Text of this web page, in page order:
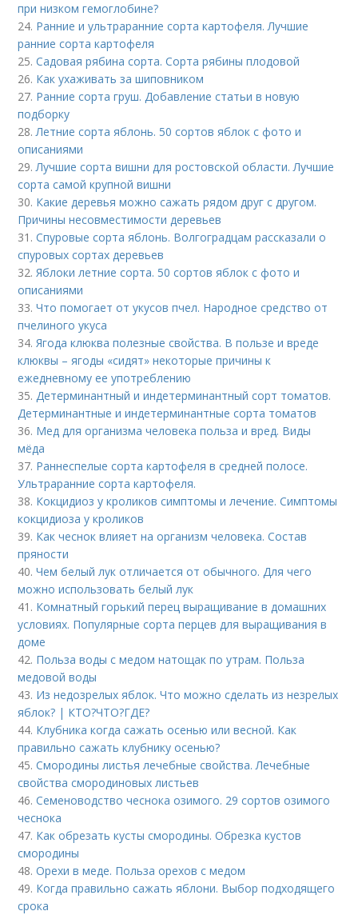
при низком гемоглобине?
24. Ранние и ультраранние сорта картофеля. Лучшие
ранние сорта картофеля
25.Садовая рябина сорта. Сорта рябины плодовой
26. Как ухаживать за шиповником
27. Ранние сорта груш. Добавление статьи в новую
подборку
28.Летние сорта яблонь. 50 сортов яблок с фото и
описаниями
29.Лучшие сорта вишни для ростовской области. Лучшие
сорта самой крупной вишни
30. Какие деревья можно сажать рядом друг с другом.
Причины несовместимости деревьев
31.Спуровые сорта яблонь. Волгоградцам рассказали о
спуровых сортах деревьев
32.Яблоки летние сорта. 50 сортов яблок с фото и
описаниями
33.Что помогает от укусов пчел. Народное средство от
пчелиного укуса
34.Ягода клюква полезные свойства. В пользе и вреде
клюквы – ягоды «сидят» некоторые причины к
ежедневному ее употреблению
35.Детерминантный и индетерминантный сорт томатов.
Детерминантные и индетерминантные сорта томатов
36. Мед для организма человека польза и вред. Виды
мёда
37. Раннеспелые сорта картофеля в средней полосе.
Ультраранние сорта картофеля.
38. Кокцидиоз у кроликов симптомы и лечение. Симптомы
кокцидиоза у кроликов
39. Как чеснок влияет на организм человека. Состав
пряности
40.Чем белый лук отличается от обычного. Для чего
можно использовать белый лук
41. Комнатный горький перец выращивание в домашних
условиях. Популярные сорта перцев для выращивания в
доме
42. Польза воды с медом натощак по утрам. Польза
медовой воды
43. Из недозрелых яблок. Что можно сделать из незрелых
яблок? | КТО?ЧТО?ГДЕ?
44. Клубника когда сажать осенью или весной. Как
правильно сажать клубнику осенью?
45.Смородины листья лечебные свойства. Лечебные
свойства смородиновых листьев
46.Семеноводство чеснока озимого. 29 сортов озимого
чеснока
47. Как обрезать кусты смородины. Обрезка кустов
смородины
48.Орехи в меде. Польза орехов с медом
49. Когда правильно сажать яблони. Выбор подходящего
срока